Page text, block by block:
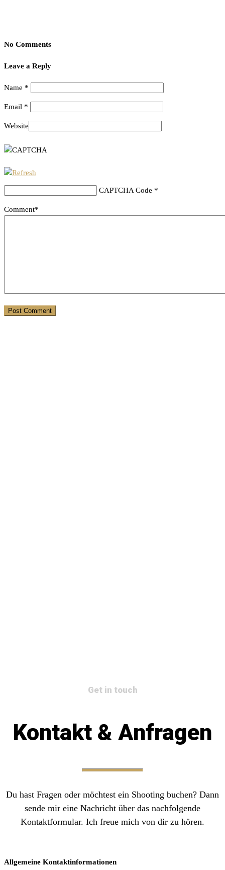
No Comments
Leave a Reply
Name *
Email *
Website
CAPTCHA Code *
Comment*
Get in touch
Kontakt & Anfragen
Du hast Fragen oder möchtest ein Shooting buchen? Dann
sende mir eine Nachricht über das nachfolgende
Kontaktformular. Ich freue mich von dir zu hören.
Allgemeine Kontaktinformationen